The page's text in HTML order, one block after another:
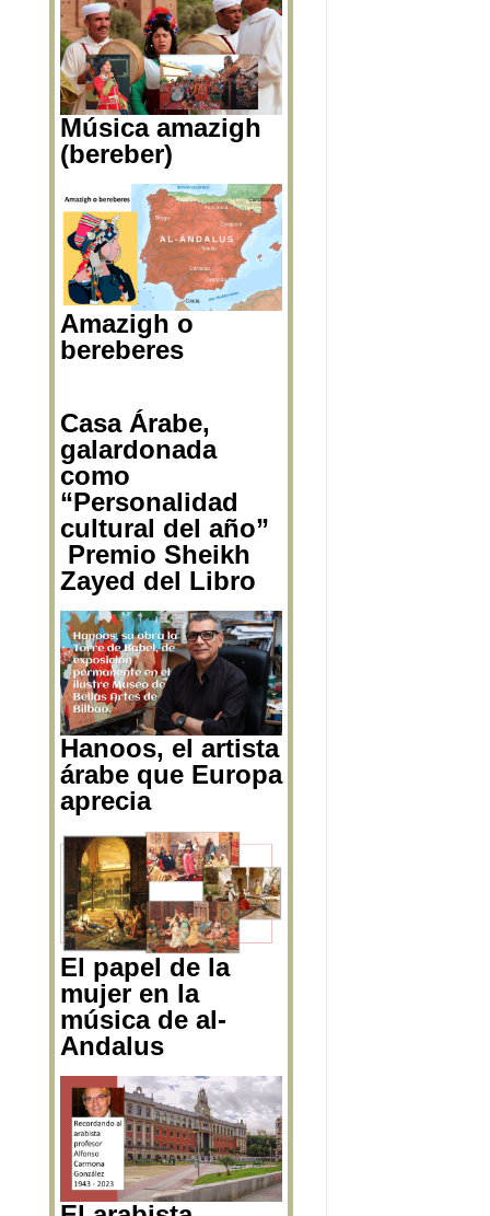
Música amazigh
(bereber)
Amazigh o
bereberes
Casa Árabe,
galardonada
como
“Personalidad
cultural del año”
Premio Sheikh
Zayed del Libro
Hanoos, el artista
árabe que Europa
aprecia
El papel de la
mujer en la
música de al-
Andalus